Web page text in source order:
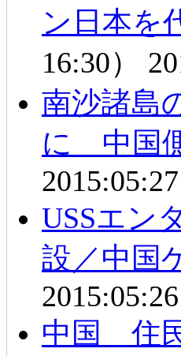
ン日本を
16:30）
南沙諸島
に 中国
USSエン
設／中国
中国 住